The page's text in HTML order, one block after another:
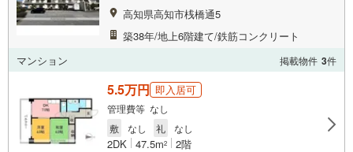
高知県高知市桟橋通5
築38年/地上6階建て/鉄筋コンクリート
マンション
掲載物件 3件
5.5万円 即入居可
管理費等 なし
敷
なし 礼 なし
2DK 47.5m2 2階